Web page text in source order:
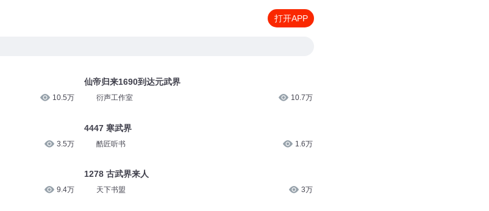
打开APP
10.5万
3.5万
9.4万
仙帝归来1690到达元武界
衍声工作室 10.7万
4447 寒武界
酷匠听书 1.6万
1278 古武界来人
天下书盟 3万